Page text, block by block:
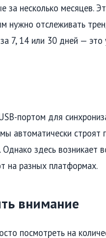
несколько месяцев.
нужно отслеживать
7, 14 или 30 дней —
портом для
автоматически строят
здесь возникает
на разных платформах.
внимание
посмотреть на